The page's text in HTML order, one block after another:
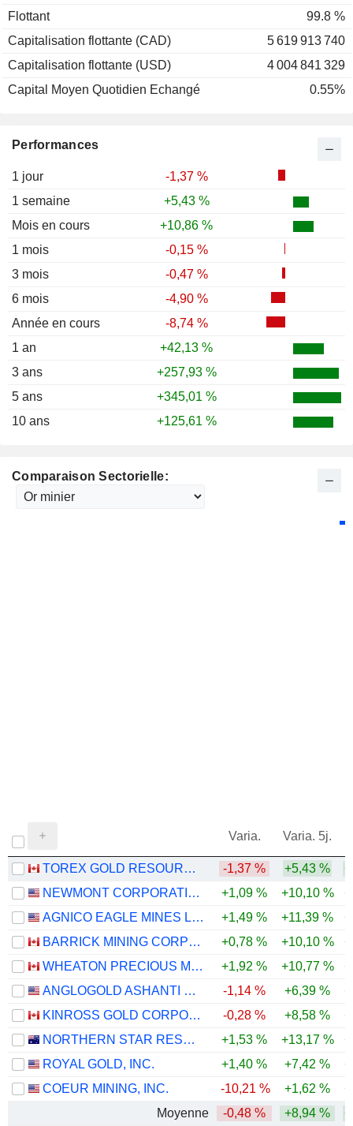
Performances
1 jour
-1,37 %
1 semaine
+5,43 %
Mois en cours
+10,86 %
1 mois
-0,15 %
3 mois
-0,47 %
6 mois
-4,90 %
Année en cours
-8,74 %
1 an
+42,13 %
3 ans
+257,93 %
5 ans
+345,01 %
10 ans
+125,61 %
Flottant
99.8 %
Capitalisation flottante (CAD)
5 619 913 740
Capitalisation flottante (USD)
4 004 841 329
Capital Moyen Quotidien Echangé
0.55%
Comparaison Sectorielle:
Varia. Varia. 5j.
TOREX GOLD RESOURCES INC. -1,37 % +5,43 %
NEWMONT CORPORATION
+1,09 % +10,10 %
AGNICO EAGLE MINES LIMITED
+1,49 % +11,39 %
BARRICK MINING CORPORATION
+0,78 % +10,10 %
WHEATON PRECIOUS METALS CORP.
+1,92 % +10,77 %
ANGLOGOLD ASHANTI PLC
-1,14 % +6,39 %
KINROSS GOLD CORPORATION
-0,28 % +8,58 %
NORTHERN STAR RESOURCES LIMITED
+1,53 % +13,17 %
ROYAL GOLD, INC.
+1,40 % +7,42 %
COEUR MINING, INC.
-10,21 % +1,62 %
Moyenne
-0,48 % +8,94 %
1989
+94,74 %